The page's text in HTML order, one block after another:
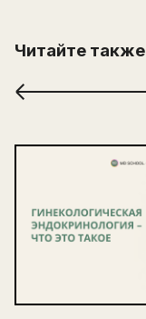
Читайте также